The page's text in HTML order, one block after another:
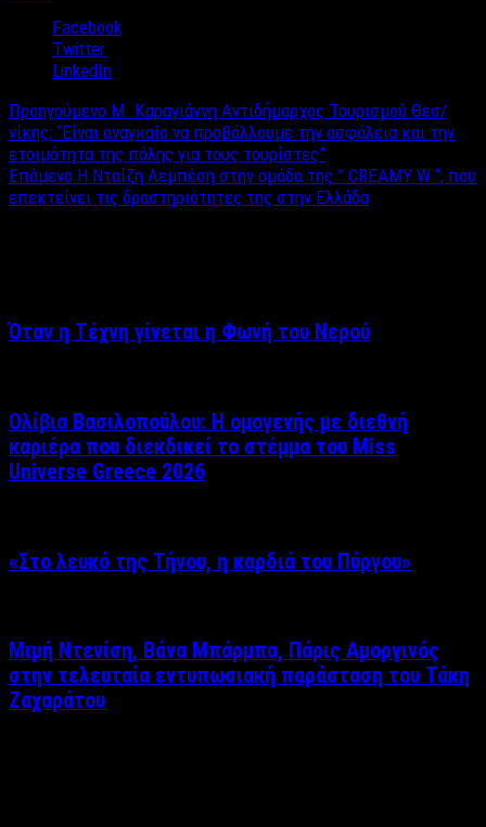
Facebook
Twitter
LinkedIn
Προηγούμενο Μ. Καραγιάννη Aντιδήμαρχος Τουρισμού Θεσ/
νίκης: “Είναι αναγκαίο να προβάλλουμε την ασφάλεια και την
ετοιμότητα της πόλης για τους τουρίστες”
Επόμενο Η Νταίζη Λεμπέση στην ομάδα της ” CREAMY W “, που
επεκτείνει τις δραστηριότητες της στην Ελλάδα
Όταν η Τέχνη γίνεται η Φωνή του Νερού
Ολίβια Βασιλοπούλου: Η ομογενής με διεθνή
καριέρα που διεκδικεί το στέμμα του Miss
Universe Greece 2026
«Στο λευκό της Τήνου, η καρδιά του Πύργου»
Μιμή Ντενίση, Βάνα Μπάρμπα, Πάρις Αμοργινός
στην τελευταία εντυπωσιακή παράσταση του Τάκη
Ζαχαράτου